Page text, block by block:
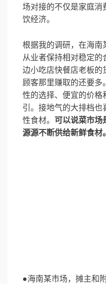
场对接的不仅是家庭消
饮经济。
根据我的调研，在海南
从业者保持相对稳定的
边小吃店快餐店老板的
顾客那里赚取的还要
性的选择、便宜的价格
引。接地气的大排档
性食材。 可以说菜市场
源源不断供给新鲜食材。
●海南某市场，摊主和